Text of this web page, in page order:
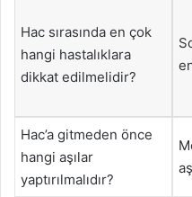
Hac sırasında en çok
hangi hastalıklara
dikkat edilmelidir?
Hac’a gitmeden önce
hangi aşılar
yaptırılmalıdır?